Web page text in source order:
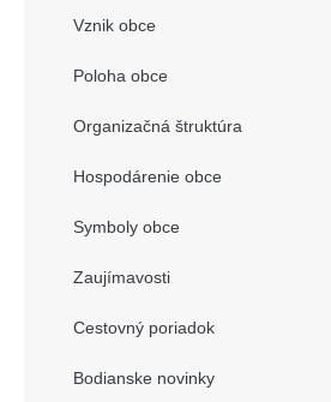
Vznik obce
Poloha obce
Organizačná štruktúra
Hospodárenie obce
Symboly obce
Zaujímavosti
Cestovný poriadok
Bodianske novinky